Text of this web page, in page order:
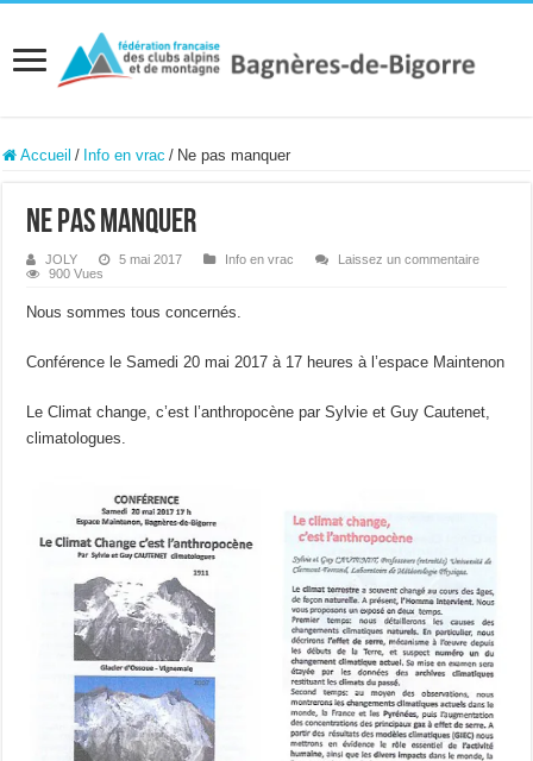
Accueil / Info en vrac / Ne pas manquer
Ne pas manquer
JOLY 5 mai 2017 Info en vrac
Laissez un commentaire
900 Vues
Nous sommes tous concernés.
Conférence le Samedi 20 mai 2017 à 17 heures à l’espace Maintenon
Le Climat change, c’est l’anthropocène par Sylvie et Guy Cautenet,
climatologues.